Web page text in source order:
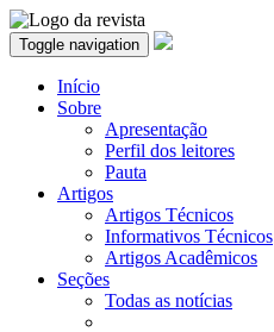
Toggle navigation
Início
Sobre
Apresentação
Perfil dos leitores
Pauta
Artigos
Artigos Técnicos
Informativos Técnicos
Artigos Acadêmicos
Seções
Todas as notícias